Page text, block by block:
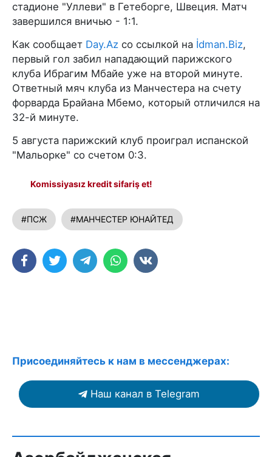
стадионе "Уллеви" в Гетеборге, Швеция. Матч
завершился вничью - 1:1.
Как сообщает Day.Az со ссылкой на İdman.Biz,
первый гол забил нападающий парижского
клуба Ибрагим Мбайе уже на второй минуте.
Ответный мяч клуба из Манчестера на счету
форварда Брайана Мбемо, который отличился на
32-й минуте.
5 августа парижский клуб проиграл испанской
"Мальорке" со счетом 0:3.
Komissiyasız kredit sifariş et!
#ПСЖ #МАНЧЕСТЕР ЮНАЙТЕД
Присоединяйтесь к нам в мессенджерах:
Наш канал в Telegram